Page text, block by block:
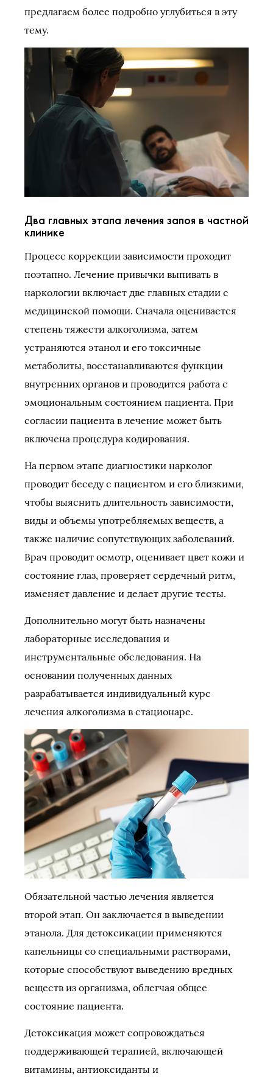
предлагаем более подробно углубиться в эту
тему.
Два главных этапа лечения запоя в частной
клинике
Процесс коррекции зависимости проходит
поэтапно. Лечение привычки выпивать в
наркологии включает две главных стадии с
медицинской помощи. Сначала оценивается
степень тяжести алкоголизма, затем
устраняются этанол и его токсичные
метаболиты, восстанавливаются функции
внутренних органов и проводится работа с
эмоциональным состоянием пациента. При
согласии пациента в лечение может быть
включена процедура кодирования.
На первом этапе диагностики нарколог
проводит беседу с пациентом и его близкими,
чтобы выяснить длительность зависимости,
виды и объемы употребляемых веществ, а
также наличие сопутствующих заболеваний.
Врач проводит осмотр, оценивает цвет кожи и
состояние глаз, проверяет сердечный ритм,
изменяет давление и делает другие тесты.
Дополнительно могут быть назначены
лабораторные исследования и
инструментальные обследования. На
основании полученных данных
разрабатывается индивидуальный курс
лечения алкоголизма в стационаре.
Обязательной частью лечения является
второй этап. Он заключается в выведении
этанола. Для детоксикации применяются
капельницы со специальными растворами,
которые способствуют выведению вредных
веществ из организма, облегчая общее
состояние пациента.
Детоксикация может сопровождаться
поддерживающей терапией, включающей
витамины, антиоксиданты и